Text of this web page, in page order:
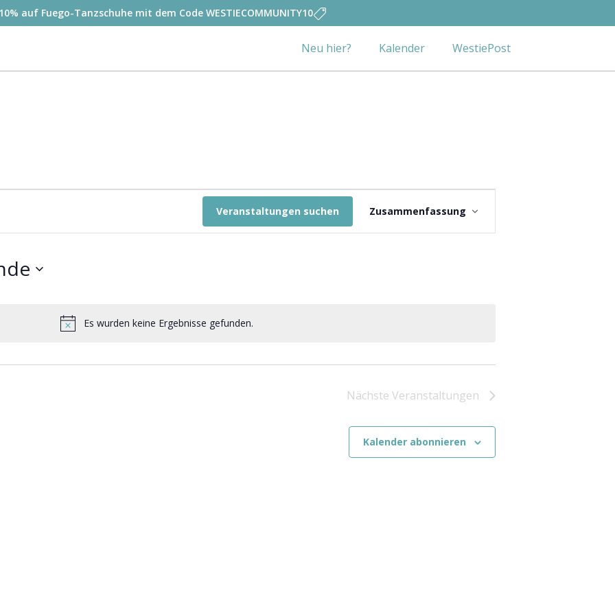
auf Fuego-Tanzschuhe mit dem Code WESTIECOMMUNITY10
Neu hier? Kalender WestiePost
Hinweis
Es wurden keine Ergebnisse gefunden.
Veranstaltungen suchen
Veranstaltung
Ansichten-
Zusammenfassung
Nächste Veranstaltungen
Kalender abonnieren